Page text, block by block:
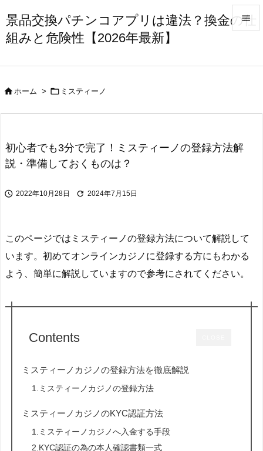
景品交換パチンコアプリは違法？換金の仕
組みと危険性【2026年最新】

前へ
次へ
ホーム >  ミスティーノ
初心者でも3分で完了！ミスティーノの登録方法解
説・準備しておくものは？
 2022年10月28日  2024年7月15日
このページではミスティーノの登録方法について解説して
います。初めてオンラインカジノに登録する方にもわかる
よう、簡単に解説していますので参考にされてください。
Contents
ミスティーノカジノの登録方法を徹底解説
1.ミスティーノカジノの登録方法
ミスティーノカジノのKYC認証方法
1.ミスティーノカジノへ入金する手段
2.KYC認証の為の本人確認書類一式